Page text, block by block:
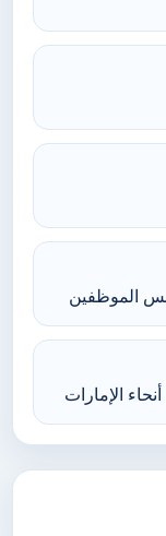
الموظفين
الإمارات